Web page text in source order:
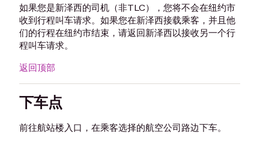
如果您是新泽西的司机（非TLC），您将不会在纽约市
收到行程叫车请求。如果您在新泽西接载乘客，并且他
们的行程在纽约市结束，请返回新泽西以接收另一个行
程叫车请求。
返回顶部
下车点
前往航站楼入口，在乘客选择的航空公司路边下车。